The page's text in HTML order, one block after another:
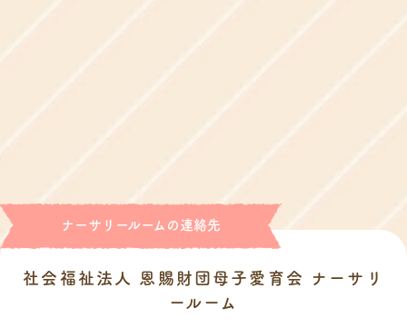
ナーサリールームの連絡先
社会福祉法人 恩賜財団母子愛育会 ナーサリ
ールーム